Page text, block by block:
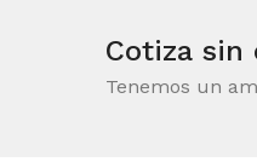
Cotiza sin
Tenemos un